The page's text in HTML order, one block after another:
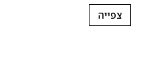
צפייה